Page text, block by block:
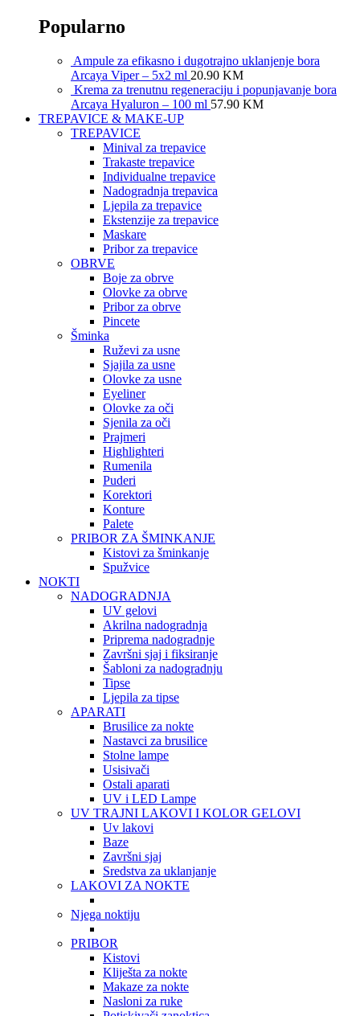
Popularno
Ampule za efikasno i dugotrajno uklanjenje bora
Arcaya Viper – 5x2 ml 20.90 KM
Krema za trenutnu regeneraciju i popunjavanje bora
Arcaya Hyaluron – 100 ml 57.90 KM
TREPAVICE & MAKE-UP
TREPAVICE
Minival za trepavice
Trakaste trepavice
Individualne trepavice
Nadogradnja trepavica
Ljepila za trepavice
Ekstenzije za trepavice
Maskare
Pribor za trepavice
OBRVE
Boje za obrve
Olovke za obrve
Pribor za obrve
Pincete
Šminka
Ruževi za usne
Sjajila za usne
Olovke za usne
Eyeliner
Olovke za oči
Sjenila za oči
Prajmeri
Highlighteri
Rumenila
Puderi
Korektori
Konture
Palete
PRIBOR ZA ŠMINKANJE
Kistovi za šminkanje
Spužvice
NOKTI
NADOGRADNJA
UV gelovi
Akrilna nadogradnja
Priprema nadogradnje
Završni sjaj i fiksiranje
Šabloni za nadogradnju
Tipse
Ljepila za tipse
APARATI
Brusilice za nokte
Nastavci za brusilice
Stolne lampe
Usisivači
Ostali aparati
UV i LED Lampe
UV TRAJNI LAKOVI I KOLOR GELOVI
Uv lakovi
Baze
Završni sjaj
Sredstva za uklanjanje
LAKOVI ZA NOKTE
Njega noktiju
PRIBOR
Kistovi
Kliješta za nokte
Makaze za nokte
Nasloni za ruke